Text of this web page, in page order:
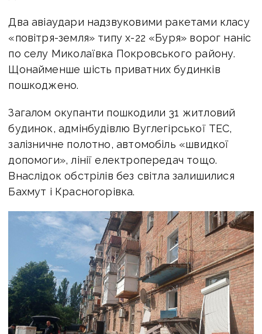
Два авіаудари надзвуковими ракетами класу
«повітря-земля» типу х-22 «Буря» ворог наніс
по селу Миколаївка Покровського району.
Щонайменше шість приватних будинків
пошкоджено.
Загалом окупанти пошкодили 31 житловий
будинок, адмінбудівлю Вуглегірської ТЕС,
залізничне полотно, автомобіль «швидкої
допомоги», лінії електропередач тощо.
Внаслідок обстрілів без світла залишилися
Бахмут і Красногорівка.